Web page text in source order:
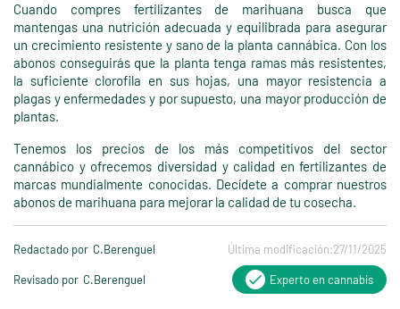
Cuando compres fertilizantes de marihuana busca que
mantengas una nutrición adecuada y equilibrada para asegurar
un crecimiento resistente y sano de la planta cannábica. Con los
abonos conseguirás que la planta tenga ramas más resistentes,
la suficiente clorofila en sus hojas, una mayor resistencia a
plagas y enfermedades y por supuesto, una mayor producción de
plantas.
Tenemos los precios de los más competitivos del sector
cannábico y ofrecemos diversidad y calidad en fertilizantes de
marcas mundialmente conocidas. Decídete a comprar nuestros
abonos de marihuana para mejorar la calidad de tu cosecha.
Redactado por C.Berenguel Última modificación:27/11/2025
Revisado por C.Berenguel Experto en cannabis